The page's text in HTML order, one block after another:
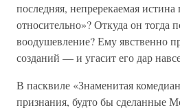
последняя, непререкаемая истина
относительно»? Откуда он тогда
воодушевление? Ему явственно
созданий — и угасит его дар
В пасквиле «Знаменитая
признания, будто бы сделанные